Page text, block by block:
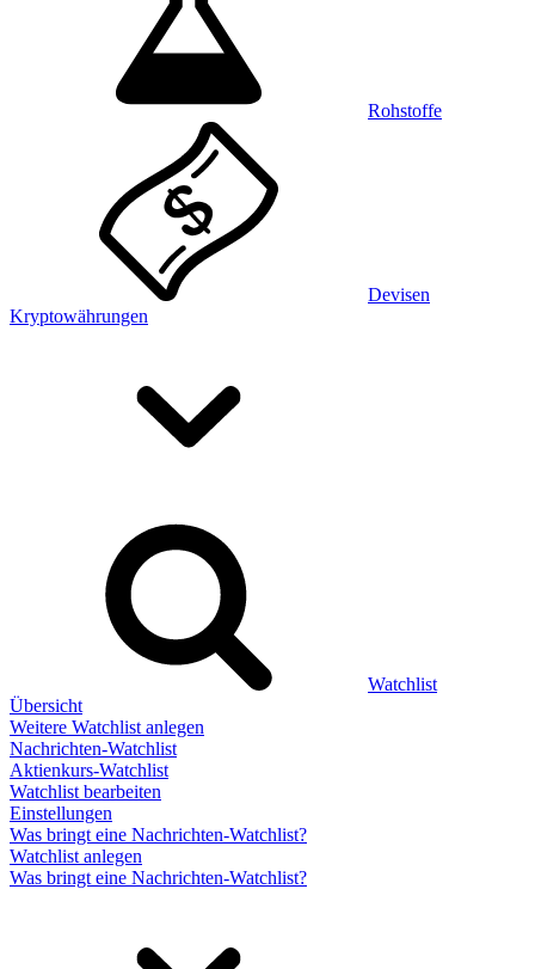
Rohstoffe
Devisen
Kryptowährungen
Watchlist
Übersicht
Weitere Watchlist anlegen
Nachrichten-Watchlist
Aktienkurs-Watchlist
Watchlist bearbeiten
Einstellungen
Was bringt eine Nachrichten-Watchlist?
Watchlist anlegen
Was bringt eine Nachrichten-Watchlist?